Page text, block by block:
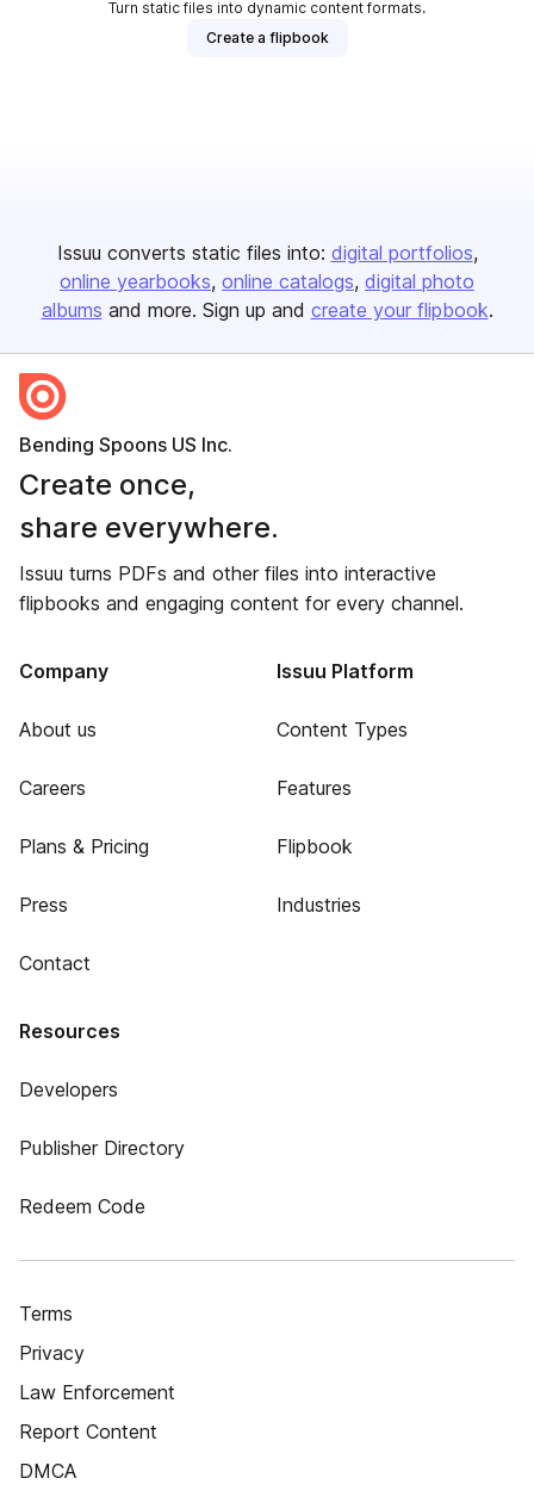
Turn static files into dynamic content formats.
Create a flipbook
Issuu converts static files into: digital portfolios
online yearbooks online catalogs digital photo
albums and more. Sign up and create your flipbook.
Bending Spoons US Inc.
Create once,
share everywhere.
Issuu turns PDFs and other files into interactive
flipbooks and engaging content for every channel.
Company
About us
Careers
Plans & Pricing
Press
Contact
Issuu Platform
Content Types
Features
Flipbook
Industries
Resources
Developers
Publisher Directory
Redeem Code
Terms
Privacy
Law Enforcement
Report Content
DMCA